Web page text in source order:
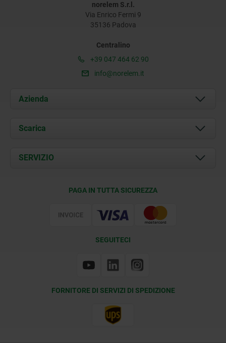
norelem S.r.l.
Via Enrico Fermi 9
35136 Padova
Centralino
+39 047 464 62 90
info@norelem.it
Azienda
Chi siamo
Contatti
Scarica
Documents
SERVIZIO
PAGA IN TUTTA SICUREZZA
SEGUITECI
FORNITORE DI SERVIZI DI SPEDIZIONE